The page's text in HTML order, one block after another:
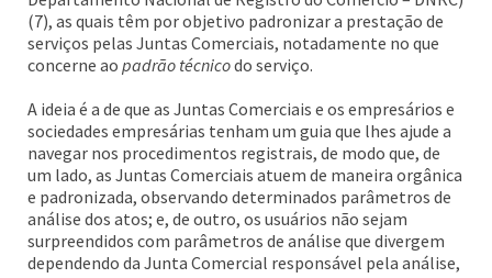
(7), as quais têm por objetivo padronizar a prestação de
serviços pelas Juntas Comerciais, notadamente no que
concerne ao padrão técnicodo serviço.
A ideia é a de que as Juntas Comerciais e os empresários e
sociedades empresárias tenham um guia que lhes ajude a
navegar nos procedimentos registrais, de modo que, de
um lado, as Juntas Comerciais atuem de maneira orgânica
e padronizada, observando determinados parâmetros de
análise dos atos; e, de outro, os usuários não sejam
surpreendidos com parâmetros de análise que divergem
dependendo da Junta Comercial responsável pela análise,